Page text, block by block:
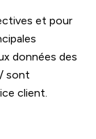
et pour
données des
sont
client.